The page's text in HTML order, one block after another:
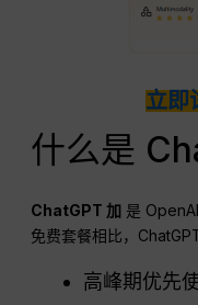
立即
什么是
ChatGPT 加 是
免费套餐相比，
高峰期优先